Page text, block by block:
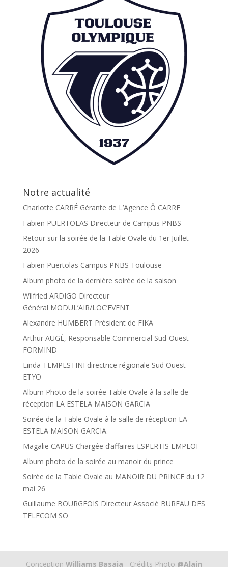
Notre actualité
Charlotte CARRÉ Gérante de L’Agence Ô CARRE
Fabien PUERTOLAS Directeur de Campus PNBS
Retour sur la soirée de la Table Ovale du 1er Juillet
2026
Fabien Puertolas Campus PNBS Toulouse
Album photo de la dernière soirée de la saison
Wilfried ARDIGO Directeur
Général MODUL’AIR/LOC’EVENT
Alexandre HUMBERT Président de FIKA
Arthur AUGÉ, Responsable Commercial Sud-Ouest
FORMIND
Linda TEMPESTINI directrice régionale Sud Ouest
ETYO
Album Photo de la soirée Table Ovale à la salle de
réception LA ESTELA MAISON GARCIA
Soirée de la Table Ovale à la salle de réception LA
ESTELA MAISON GARCIA.
Magalie CAPUS Chargée d’affaires ESPERTIS EMPLOI
Album photo de la soirée au manoir du prince
Soirée de la Table Ovale au MANOIR DU PRINCE du 12
mai 26
Guillaume BOURGEOIS Directeur Associé BUREAU DES
TELECOM SO
Conception Williams Basaia - Crédits Photo @Alain